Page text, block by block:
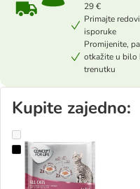
29 €
Primajte
isporuke
Promijenite,
otkažite u bilo
trenutku
Kupite zajedno:
Concept for Life probna